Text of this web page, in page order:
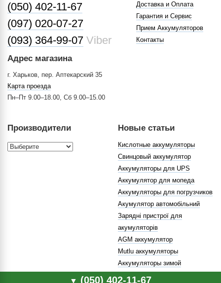
(050) 402-11-67
(097) 020-07-27
(093) 364-99-07 Viber
Адрес магазина
г. Харьков, пер. Аптекарский 35
Карта проезда
Пн–Пт 9.00–18.00, Сб 9.00–15.00
Доставка и Оплата
Гарантия и Сервис
Прием Аккумуляторов
Контакты
Производители Новые статьи
Кислотные аккумуляторы
Свинцовый аккумулятор
Аккумуляторы для UPS
Аккумулятор для мопеда
Аккумуляторы для погрузчиков
Акумулятор автомобільний
Зарядні пристрої для
акумуляторів
AGM аккумулятор
Mutlu аккумуляторы
Аккумуляторы зимой
▼ (050) 402-11-67